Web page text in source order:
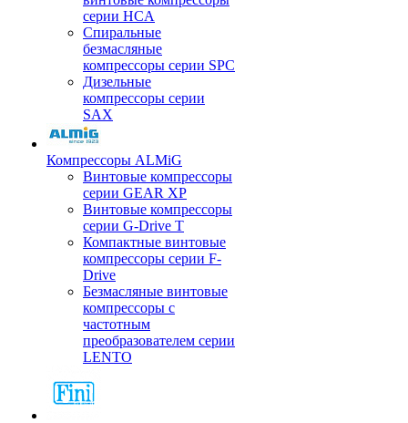
серии HCA
Спиральные
безмасляные
компрессоры серии SPC
Дизельные
компрессоры серии
SAX
Компрессоры ALMiG
Винтовые компрессоры
серии GEAR XP
Винтовые компрессоры
серии G-Drive T
Компактные винтовые
компрессоры серии F-
Drive
Безмасляные винтовые
компрессоры с
частотным
преобразователем серии
LENTO